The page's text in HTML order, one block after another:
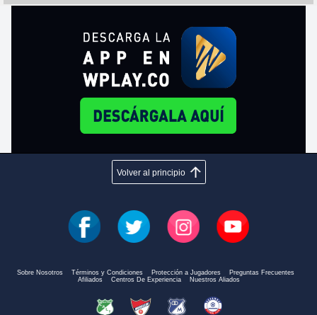
Volver al principio
Sobre Nosotros Términos y Condiciones Protección a Jugadores
Preguntas Frecuentes
Afiliados
Centros De Experiencia Nuestros Aliados